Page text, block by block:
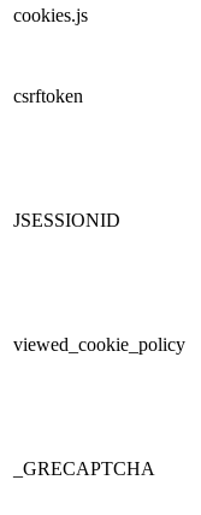
cookies.js
csrftoken
JSESSIONID
viewed_cookie_policy
_GRECAPTCHA